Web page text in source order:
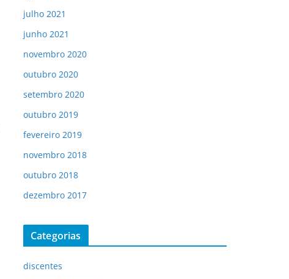
julho 2021
junho 2021
novembro 2020
outubro 2020
setembro 2020
outubro 2019
fevereiro 2019
novembro 2018
outubro 2018
dezembro 2017
Categorias
discentes